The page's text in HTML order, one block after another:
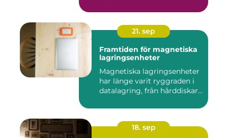
21. sep
Framtiden för magnetiska
lagringsenheter
Magnetiska lagringsenheter
har länge varit ryggraden i
datalagring, från hårddiskar...
18. sep